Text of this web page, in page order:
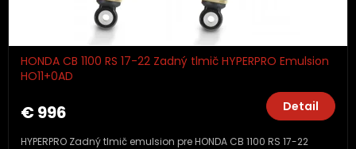
HONDA CB 1100 RS 17-22 Zadný tlmič HYPERPRO Emulsion
HO11+0AD
€ 996 Detail
HYPERPRO Zadný tlmič emulsion pre HONDA CB 1100 RS 17-22